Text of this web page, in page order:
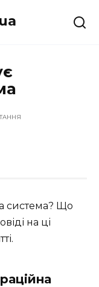
система? Що
на ці